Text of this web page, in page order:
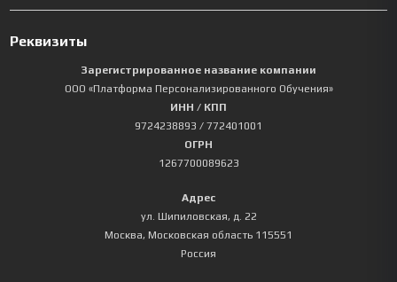
Реквизиты
Зарегистрированное название компании
ООО «Платформа Персонализированного Обучения»
ИНН / КПП
9724238893 / 772401001
ОГРН
1267700089623
Адрес
ул. Шипиловская, д. 22
Москва, Московская область 115551
Россия